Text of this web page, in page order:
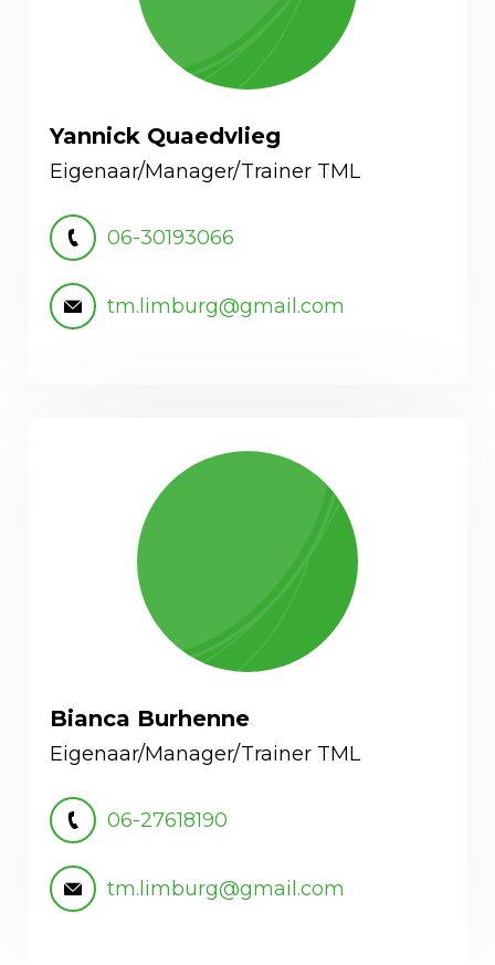
Yannick Quaedvlieg
Eigenaar/Manager/Trainer TML
06-30193066
tm.limburg@gmail.com
Bianca Burhenne
Eigenaar/Manager/Trainer TML
06-27618190
tm.limburg@gmail.com